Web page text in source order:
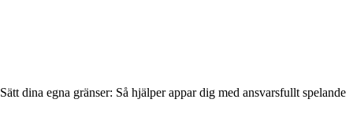
Sätt dina egna gränser: Så hjälper appar dig med ansvarsfullt spelande